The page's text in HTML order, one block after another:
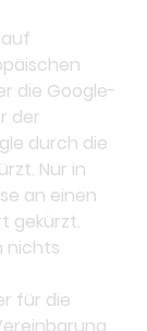
die Google-
der
durch die
Nur in
an einen
gekürzt.
nichts
für die